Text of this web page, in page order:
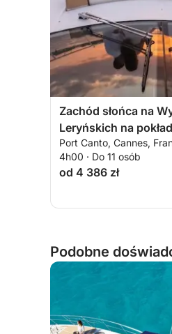
Zachód słońca na
Leryńskich na
luksusowego jachtu
Port Canto, Cannes,
4h00 · Do 11 osób
od 4 386 zł
Podobne